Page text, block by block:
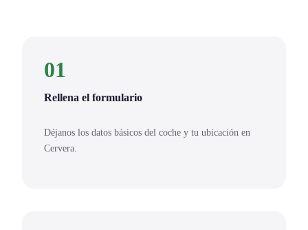
01
Rellena el formulario
Déjanos los datos básicos del coche y tu ubicación en
Cervera.